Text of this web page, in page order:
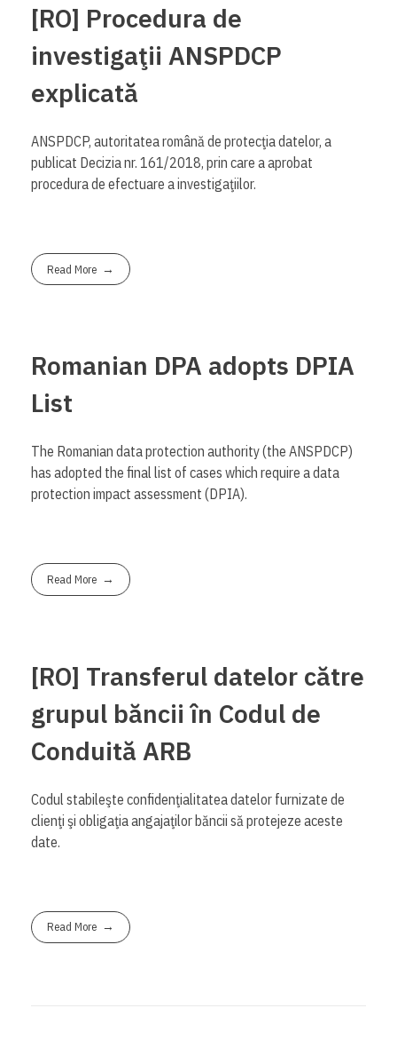
[RO] Procedura de
investigaţii ANSPDCP
explicată
ANSPDCP, autoritatea română de protecţia datelor, a
publicat Decizia nr. 161/2018, prin care a aprobat
procedura de efectuare a investigaţiilor.
Read More
Romanian DPA adopts DPIA
List
The Romanian data protection authority (the ANSPDCP)
has adopted the final list of cases which require a data
protection impact assessment (DPIA).
Read More
[RO] Transferul datelor către
grupul băncii în Codul de
Conduită ARB
Codul stabileşte confidenţialitatea datelor furnizate de
clienţi şi obligaţia angajaţilor băncii să protejeze aceste
date.
Read More